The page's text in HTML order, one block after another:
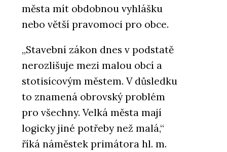
města mít obdobnou vyhlášku
nebo větší pravomoci pro obce.
„Stavební zákon dnes v podstatě
nerozlišuje mezi malou obcí a
stotisícovým městem. V důsledku
to znamená obrovský problém
pro všechny. Velká města mají
logicky jiné potřeby než malá,“
říká náměstek primátora hl. m.